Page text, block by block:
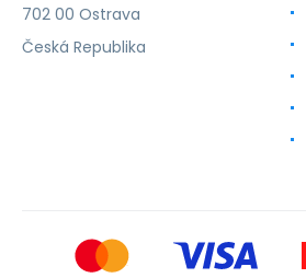
702 00 Ostrava
Česká Republika